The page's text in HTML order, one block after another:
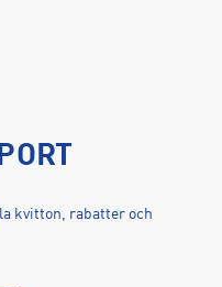
kvitton, rabatter och